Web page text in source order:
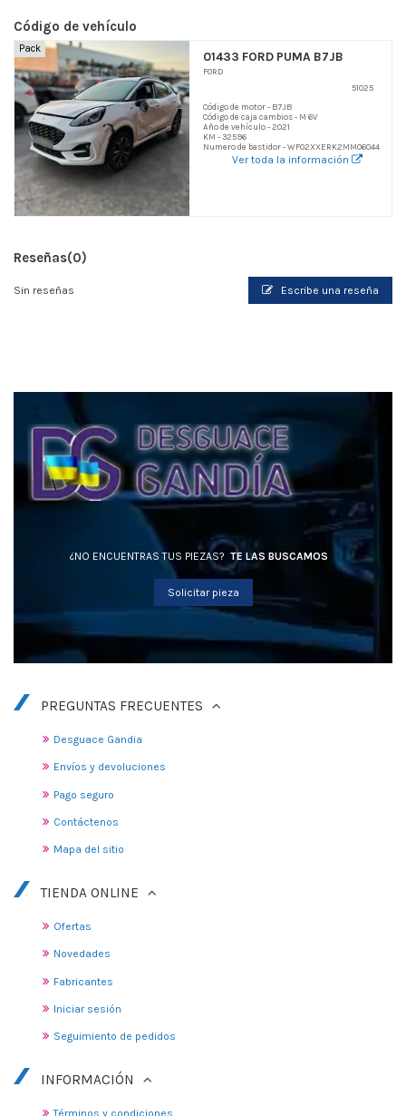
Código de vehículo
Pack
01433 FORD PUMA B7JB
FORD
51025
Código de motor - B7JB
Código de caja cambios - M 6V
Año de vehículo - 2021
KM - 32596
Numero de bastidor - WF02XXERK2MM06044
Ver toda la información
Reseñas(0)
Sin reseñas Escribe una reseña
¿NO ENCUENTRAS TUS PIEZAS? TE LAS BUSCAMOS
Solicitar pieza
PREGUNTAS FRECUENTES
Desguace Gandia
Envíos y devoluciones
Pago seguro
Contáctenos
Mapa del sitio
TIENDA ONLINE
Ofertas
Novedades
Fabricantes
Iniciar sesión
Seguimiento de pedidos
INFORMACIÓN
Términos y condiciones